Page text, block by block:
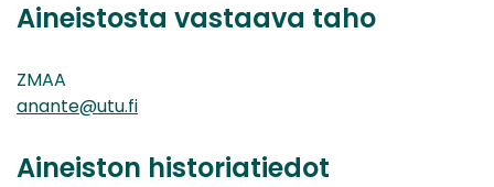
Aineistosta vastaava taho
ZMAA
anante@utu.fi
Aineiston historiatiedot